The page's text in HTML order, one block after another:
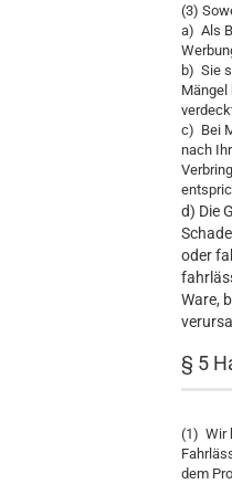
(3)
a) Als
b) Sie
Mängel
c) Bei
nach
d) Die
oder
Ware,
§ 5
(1) Wir
dem